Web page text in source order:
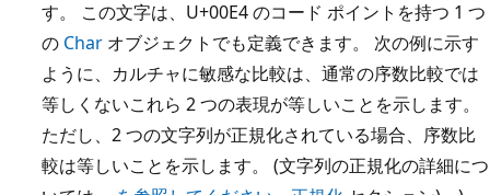
す。 この文字は、U+00E4 のコード ポイントを持つ 1 つ
の Char オブジェクトでも定義できます。 次の例に示す
ように、カルチャに敏感な比較は、通常の序数比較では
等しくないこれら 2 つの表現が等しいことを示します。
ただし、2 つの文字列が正規化されている場合、序数比
較は等しいことを示します。 (文字列の正規化の詳細につ